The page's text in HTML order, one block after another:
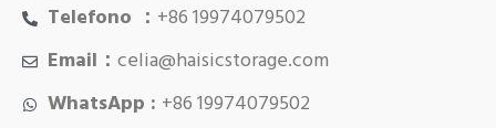
Telefono ： +86 19974079502
Email： celia@haisicstorage.com
WhatsApp : +86 19974079502